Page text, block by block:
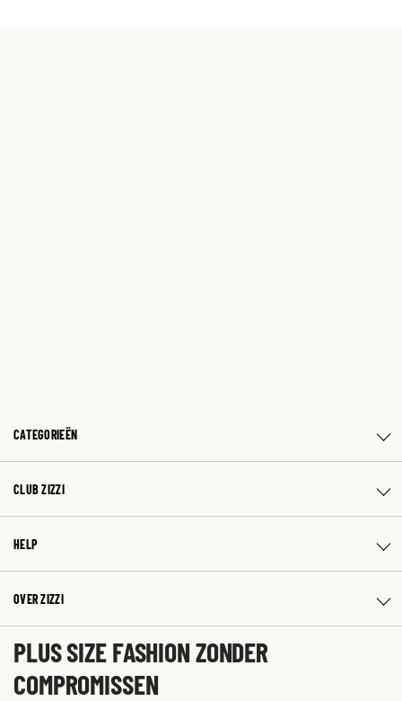
CATEGORIEËN
CLUB ZIZZI
HELP
OVER ZIZZI
PLUS SIZE FASHION ZONDER
COMPROMISSEN